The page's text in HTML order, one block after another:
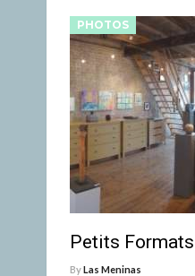
PHOTOS
Petits
ByLas Meninas